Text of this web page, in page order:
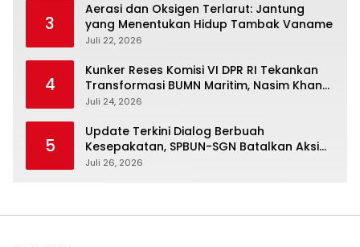
3
Aerasi dan Oksigen Terlarut: Jantung
yang Menentukan Hidup Tambak Vaname
Juli 22, 2026
4
Kunker Reses Komisi VI DPR RI Tekankan
Transformasi BUMN Maritim, Nasim Khan
Kawal Penguatan Sektor Laut
Juli 24, 2026
5
Update Terkini Dialog Berbuah
Kesepakatan, SPBUN-SGN Batalkan Aksi
Nasional Setelah Holding Penuhi Sejumlah
Juli 26, 2026